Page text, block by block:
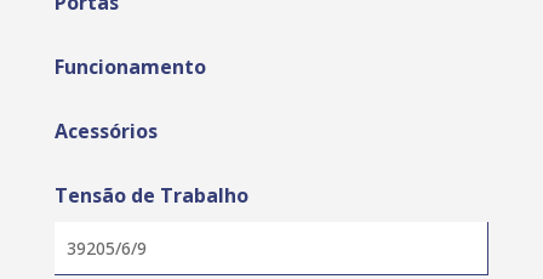
Funcionamento
Acessórios
Tensão de Trabalho
39205/6/9